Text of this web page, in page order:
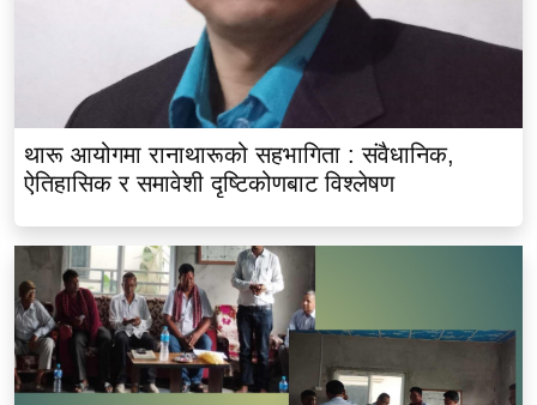
थारू आयोगमा रानाथारूको सहभागिता : संवैधानिक,
ऐतिहासिक र समावेशी दृष्टिकोणबाट विश्लेषण